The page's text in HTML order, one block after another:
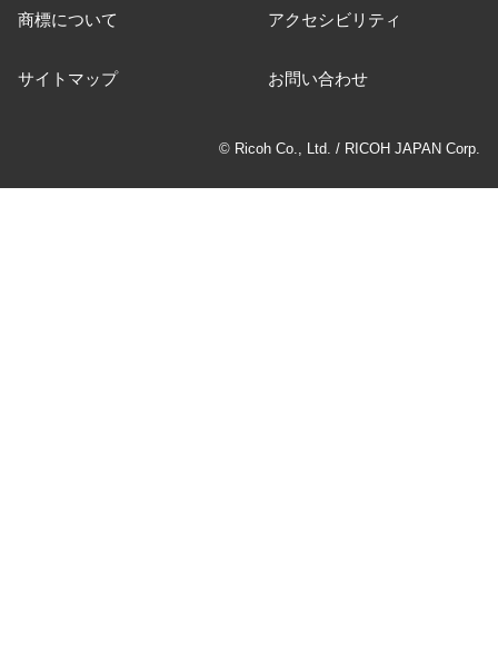
商標について アクセシビリティ
サイトマップ お問い合わせ
© Ricoh Co., Ltd. / RICOH JAPAN Corp.